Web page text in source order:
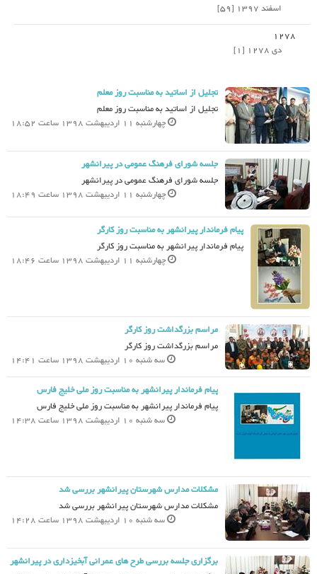
اسفند 1397 [59]
1278
دی 1278 [1]
تجلیل از اساتید به مناسبت روز معلم
تجلیل از اساتید به مناسبت روز معلم
چهارشنبه 11 اردیبهشت 1398 ساعت 18:52
جلسه شورای فرهنگ عمومی در پیرانشهر
جلسه شورای فرهنگ عمومی در پیرانشهر
چهارشنبه 11 اردیبهشت 1398 ساعت 18:49
پیام فرماندار پیرانشهر به مناسبت روز کارگر
پیام فرماندار پیرانشهر به مناسبت روز کارگر
چهارشنبه 11 اردیبهشت 1398 ساعت 18:46
مراسم بزرگداشت روز کارگر
مراسم بزرگداشت روز کارگر
سه شنبه 10 اردیبهشت 1398 ساعت 14:41
پیام فرماندار پیرانشهر به مناسبت روز ملی خلیج فارس
پیام فرماندار پیرانشهر به مناسبت روز ملی خلیج فارس
سه شنبه 10 اردیبهشت 1398 ساعت 14:38
مشکلات مدارس شهرستان پیرانشهر بررسی شد
مشکلات مدارس شهرستان پیرانشهر بررسی شد
سه شنبه 10 اردیبهشت 1398 ساعت 14:28
برگزاری جلسه بررسی طرح های عمرانی آبخیزداری در پیرانشهر